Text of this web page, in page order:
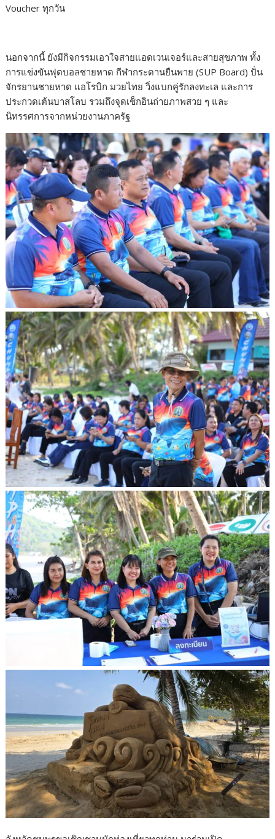
Voucher ทุกวัน
นอกจากนี้ ยังมีกิจกรรมเอาใจสายแอดเวนเจอร์และสายสุขภาพ ทั้ง
การแข่งขันฟุตบอลชายหาด กีฬากระดานยืนพาย (SUP Board) ปั่น
จักรยานชายหาด แอโรบิก มวยไทย วิ่งแบกคู่รักลงทะเล และการ
ประกวดเต้นบาสโลบ รวมถึงจุดเช็กอินถ่ายภาพสวย ๆ และ
นิทรรศการจากหน่วยงานภาครัฐ